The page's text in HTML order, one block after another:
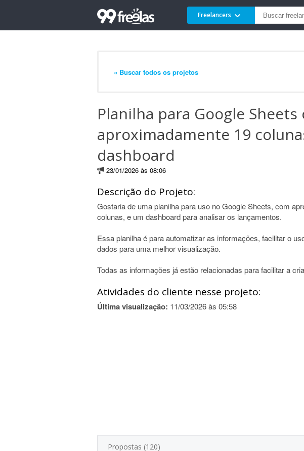
Freelancers
« Buscar todos os projetos
Planilha para Google Sheets
aproximadamente 19
dashboard
23/01/2026 às 08:06
Descrição do Projeto:
Gostaria de uma planilha para uso no Google Sheets, com
colunas, e um dashboard para analisar os lançamentos.
Essa planilha é para automatizar as informações, facilitar o
dados para uma melhor visualização.
Todas as informações já estão relacionadas para facilitar a
Atividades do cliente nesse projeto:
Última visualização: 11/03/2026 às 05:58
Propostas (120)